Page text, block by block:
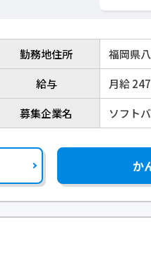
勤務地住所
福岡県
給与
月給
募集企業名
ソフト
か